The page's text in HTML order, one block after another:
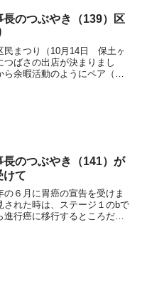
長のつぶやき（139）区
民まつり（10月14日 保土ヶ
つばさの出店が決まりまし
ら余暇活動のようにペア（担
長のつぶやき（141）が
けて
の６月に胃癌の宣告を受けま
された時は、ステージ１のbで
進行癌に移行するところだっ